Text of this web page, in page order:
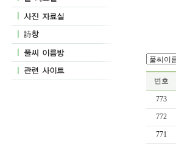
번호
773
772
771